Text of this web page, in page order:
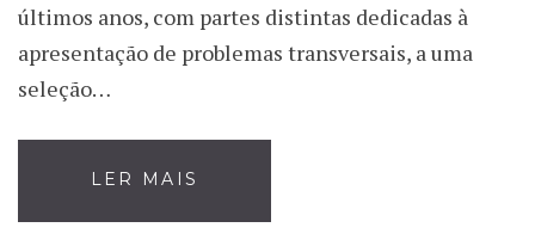
últimos anos, com partes distintas dedicadas à
apresentação de problemas transversais, a uma
seleção…
LER MAIS